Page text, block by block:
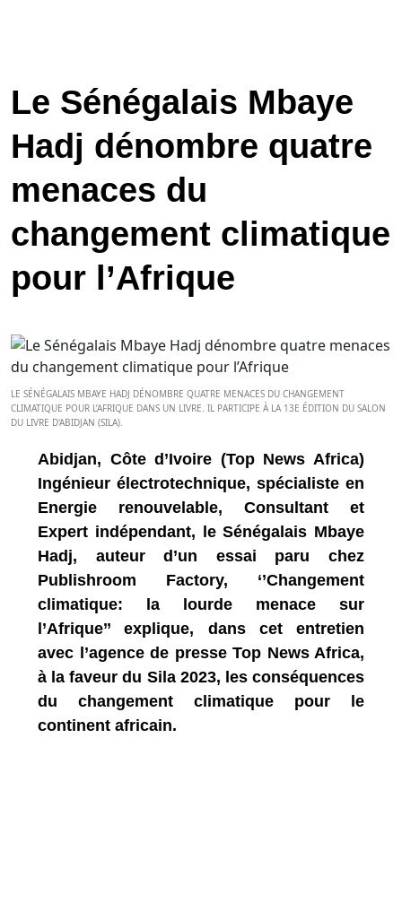
Le Sénégalais Mbaye
Hadj dénombre quatre
menaces du
changement climatique
pour l’Afrique
LE SÉNÉGALAIS MBAYE HADJ DÉNOMBRE QUATRE MENACES DU CHANGEMENT
CLIMATIQUE POUR L’AFRIQUE DANS UN LIVRE. IL PARTICIPE À LA 13E ÉDITION DU SALON
DU LIVRE D'ABIDJAN (SILA).
Abidjan, Côte d’Ivoire (Top News Africa)
Ingénieur électrotechnique, spécialiste en
Energie renouvelable, Consultant et
Expert indépendant, le Sénégalais Mbaye
Hadj, auteur d’un essai paru chez
Publishroom Factory, ‘’Changement
climatique: la lourde menace sur
l’Afrique’’ explique, dans cet entretien
avec l’agence de presse Top News Africa,
à la faveur du Sila 2023, les conséquences
du changement climatique pour le
continent africain.